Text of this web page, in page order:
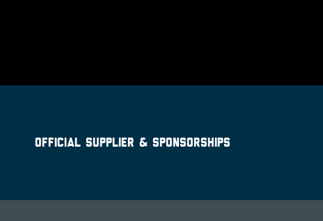
OFFICIAL SUPPLIER & SPONSORSHIPS